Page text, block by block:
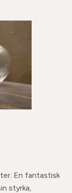
En fantastisk
styrka,